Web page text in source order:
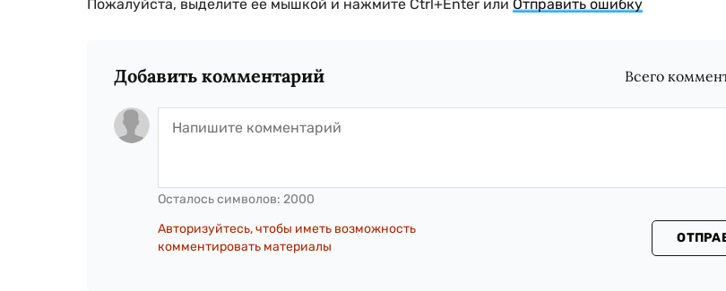
Пожалуйста, выделите ее мышкой и нажмите Ctrl+Enter или Отправить ошибку
Добавить комментарий Всего
Осталось символов: 2000
Авторизуйтесь, чтобы иметь возможность
комментировать материалы